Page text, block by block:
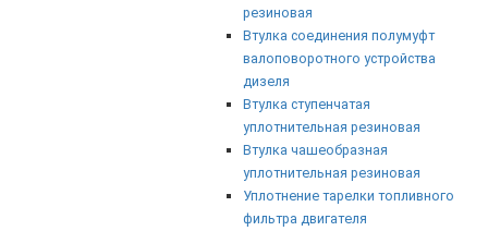
резиновая
Втулка соединения полумуфт
валоповоротного устройства
дизеля
Втулка ступенчатая
уплотнительная резиновая
Втулка чашеобразная
уплотнительная резиновая
Уплотнение тарелки топливного
фильтра двигателя